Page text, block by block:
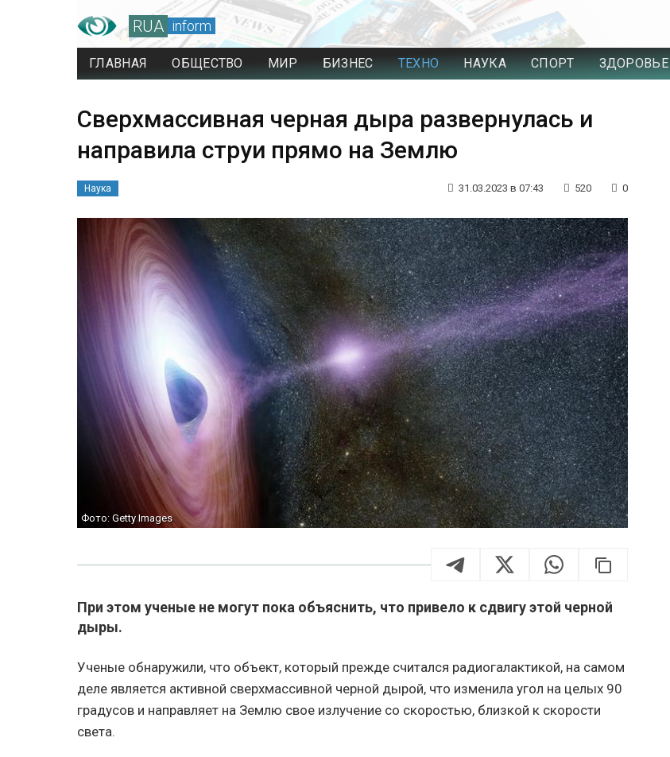
RUA inform
ГЛАВНАЯ ОБЩЕСТВО МИР БИЗНЕС ТЕХНО НАУКА СПОРТ ЗДОРОВЬЕ
Сверхмассивная черная дыра развернулась и
направила струи прямо на Землю
Наука 31.03.2023 в 07:43 520 0
Фото: Getty Images
При этом ученые не могут пока объяснить, что привело к сдвигу этой черной
дыры.
Ученые обнаружили, что объект, который прежде считался радиогалактикой, на самом
деле является активной сверхмассивной черной дырой, что изменила угол на целых 90
градусов и направляет на Землю свое излучение со скоростью, близкой к скорости
света.